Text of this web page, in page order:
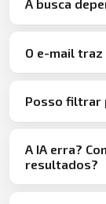
A busca
O e-mail
Posso filtrar
A IA erra?
resultados?